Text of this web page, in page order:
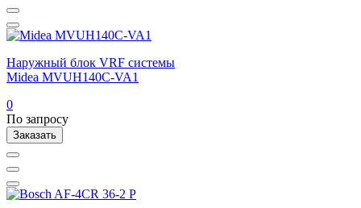
Наружный блок VRF системы
Midea MVUH140C-VA1
0
По запросу
Заказать